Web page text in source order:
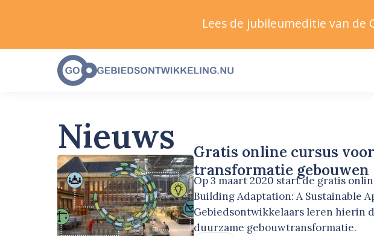
Nieuws
Gratis online cursus
transformatie gebouwen
Op 3 maart 2020 start de gratis
Building Adaptation: A Sustainable
Gebiedsontwikkelaars leren hierin
duurzame gebouwtransformatie.
Lees de jubileumeditie van